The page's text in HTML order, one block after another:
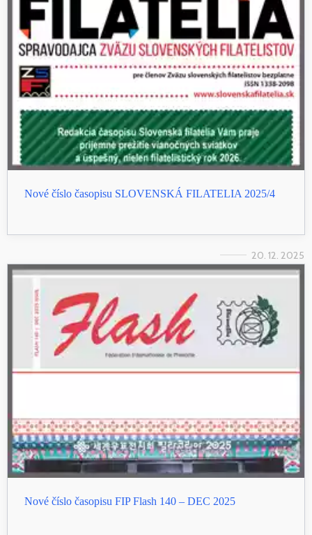
Nové číslo časopisu SLOVENSKÁ FILATELIA 2025/4
20. 12. 2025
Nové číslo časopisu FIP Flash 140 – DEC 2025